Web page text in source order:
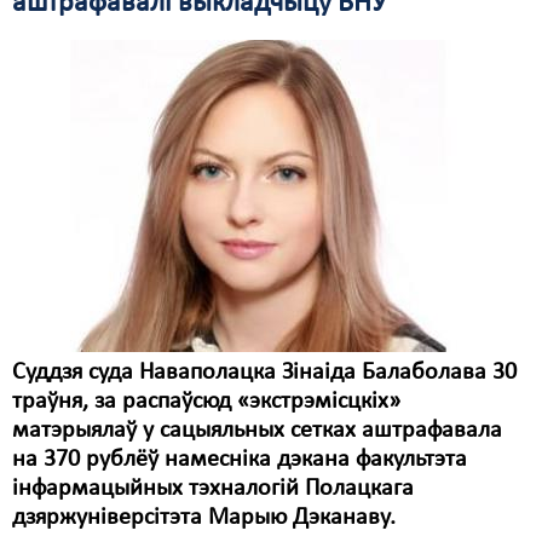
Суддзя суда Наваполацка Зінаіда Балаболава 30
траўня, за распаўсюд «экстрэмісцкіх»
матэрыялаў у сацыяльных сетках аштрафавала
на 370 рублёў намесніка дэкана факультэта
інфармацыйных тэхналогій Полацкага
дзяржуніверсітэта Марыю Дэканаву.
Свабода сумленьня
Сьмяротнае пакараньне
Правы працоўных
Сацыяльныя правы